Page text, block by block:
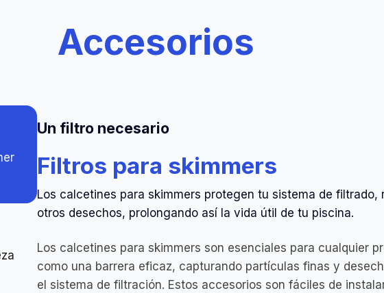
Accesorios
Un filtro necesario
Filtros para skimmers
Los calcetines para skimmers protegen tu sistema de filtrado,
otros desechos, prolongando así la vida útil de tu piscina.
Los calcetines para skimmers son esenciales para cualquier
como una barrera eficaz, capturando partículas finas y
el sistema de filtración. Estos accesorios son fáciles de